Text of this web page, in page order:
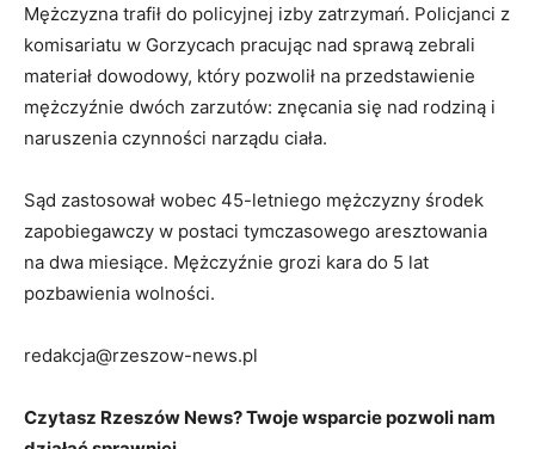
Mężczyzna trafił do policyjnej izby zatrzymań. Policjanci z
komisariatu w Gorzycach pracując nad sprawą zebrali
materiał dowodowy, który pozwolił na przedstawienie
mężczyźnie dwóch zarzutów: znęcania się nad rodziną i
naruszenia czynności narządu ciała.
Sąd zastosował wobec 45-letniego mężczyzny środek
zapobiegawczy w postaci tymczasowego aresztowania
na dwa miesiące. Mężczyźnie grozi kara do 5 lat
pozbawienia wolności.
redakcja@rzeszow-news.pl
Czytasz Rzeszów News? Twoje wsparcie pozwoli nam